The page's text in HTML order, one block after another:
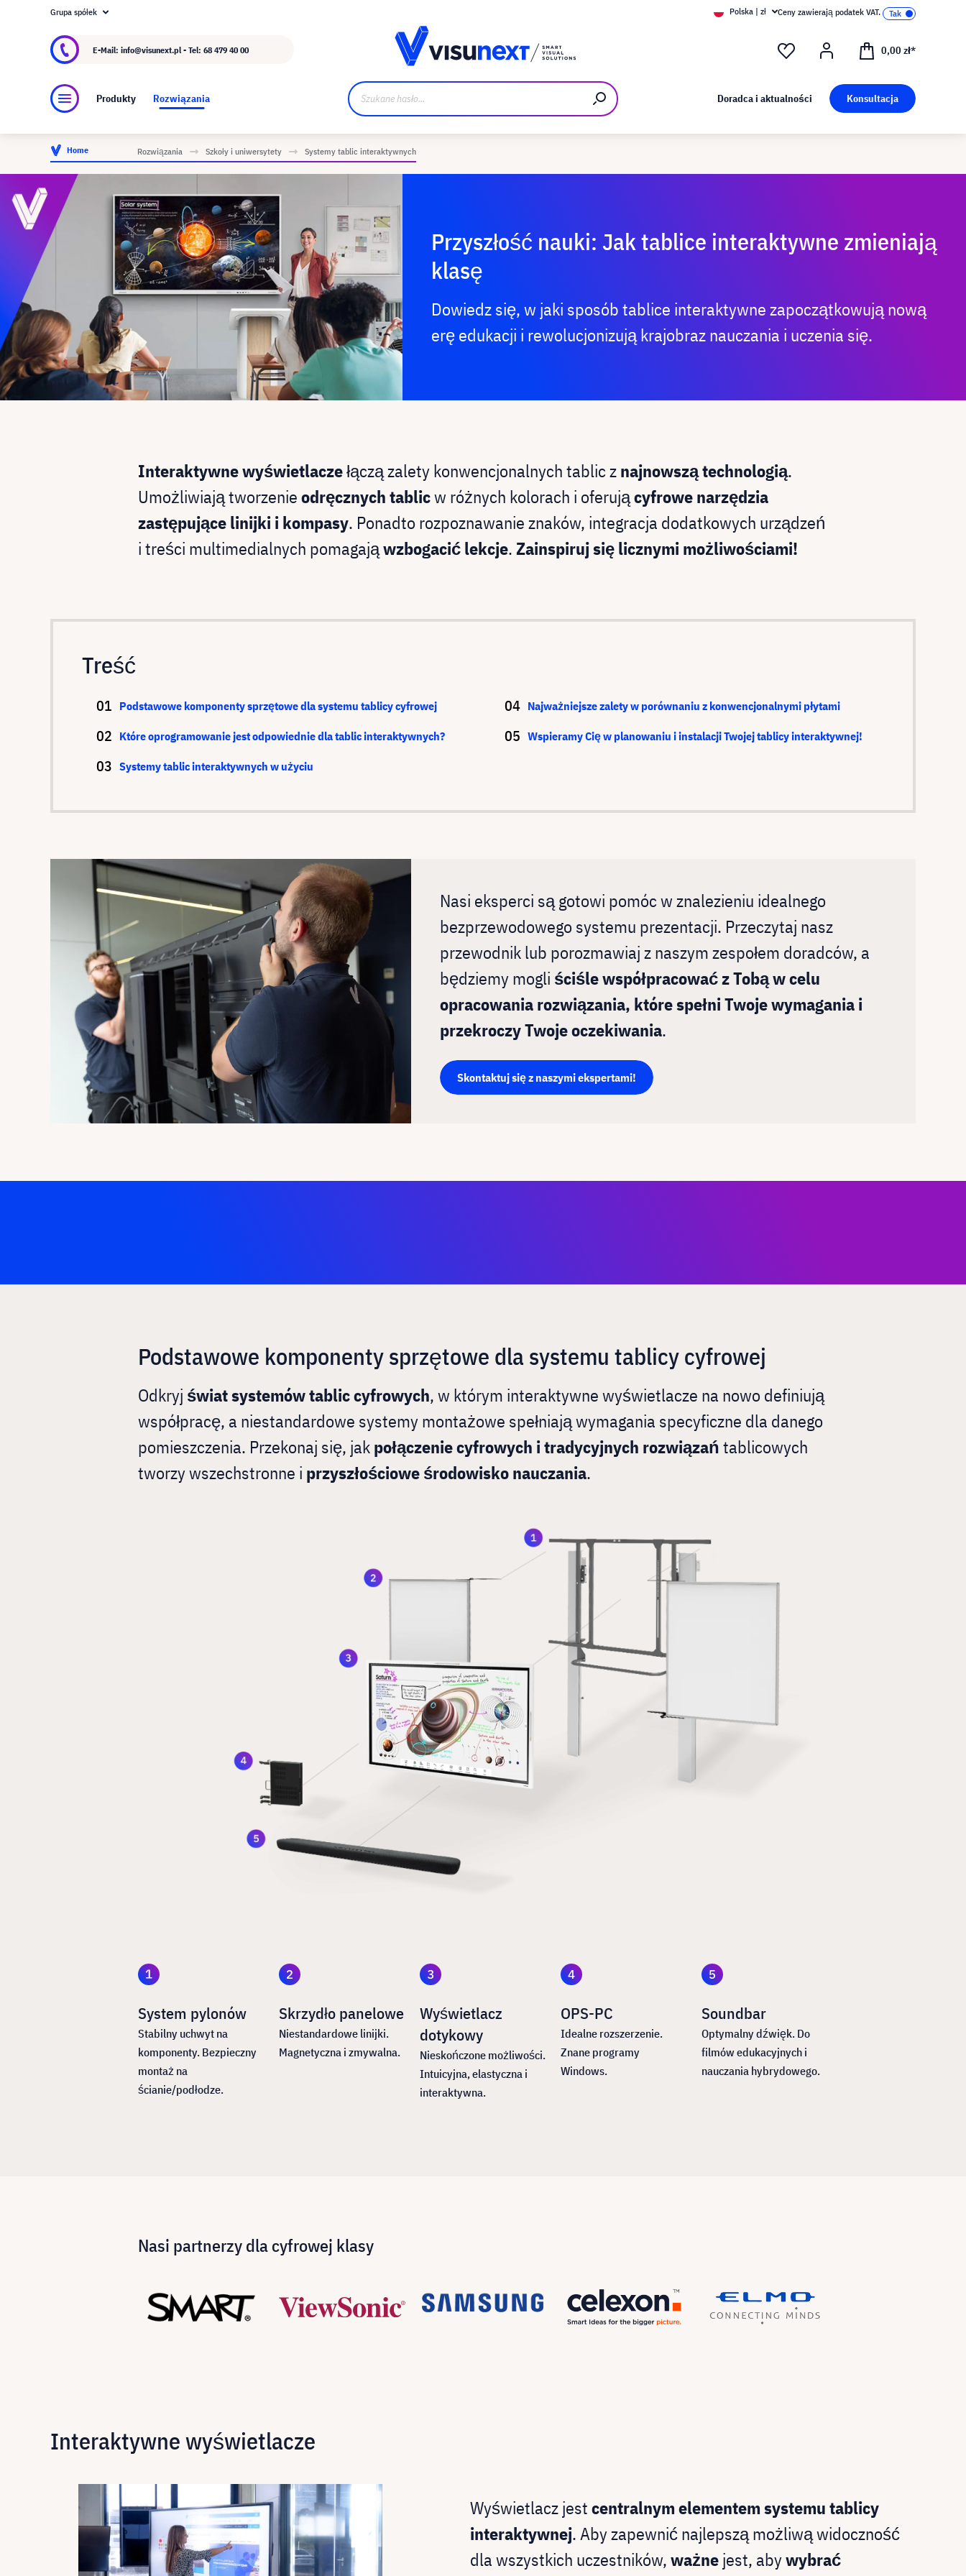
O visunext.pl
Grupa spółek Polska | zł Ceny zawierają podatek VAT.
E-Mail: info@visunext.pl - Tel: 68 479 40 00 0,00 zł*
Produkty Rozwiązania Doradca i aktualności Konsultacja
Home Rozwiązania Szkoły i uniwersytety Systemy tablic interaktywnych
Przyszłość nauki: Jak tablice interaktywne zmieniają
klasę
Dowiedz się, w jaki sposób tablice interaktywne zapoczątkowują nową
erę edukacji i rewolucjonizują krajobraz nauczania i uczenia się.
Interaktywne wyświetlaczełączą zalety konwencjonalnych tablic znajnowszą technologią.
Umożliwiają tworzenieodręcznych tablicw różnych kolorach i oferującyfrowe narzędzia
zastępujące linijki i kompasy. Ponadto rozpoznawanie znaków, integracja dodatkowych urządzeń
i treści multimedialnych pomagająwzbogacić lekcje.Zainspiruj się licznymi możliwościami!
Treść
Podstawowe komponenty sprzętowe dla systemu tablicy cyfrowej
Które oprogramowanie jest odpowiednie dla tablic interaktywnych?
Systemy tablic interaktywnych w użyciu
Najważniejsze zalety w porównaniu z konwencjonalnymi płytami
Wspieramy Cię w planowaniu i instalacji Twojej tablicy interaktywnej!
Nasi eksperci są gotowi pomóc w znalezieniu idealnego
bezprzewodowego systemu prezentacji. Przeczytaj nasz
przewodnik lub porozmawiaj z naszym zespołem doradców, a
będziemy mogli ściśle współpracować z Tobą w celu
opracowania rozwiązania, które spełni Twoje wymagania i
przekroczy Twoje oczekiwania.
Skontaktuj się z naszymi ekspertami!
Podstawowe komponenty sprzętowe dla systemu tablicy cyfrowej
Odkryj świat systemów tablic cyfrowych, w którym interaktywne wyświetlacze na nowo definiują
współpracę, a niestandardowe systemy montażowe spełniają wymagania specyficzne dla danego
pomieszczenia. Przekonaj się, jakpołączenie cyfrowych i tradycyjnych rozwiązańtablicowych
tworzy wszechstronne i przyszłościowe środowisko nauczania.
System pylonów
Stabilny uchwyt na
komponenty. Bezpieczny
montaż na
ścianie/podłodze.
Skrzydło panelowe
Niestandardowe linijki.
Magnetyczna i zmywalna.
Wyświetlacz
dotykowy
Nieskończone możliwości.
Intuicyjna, elastyczna i
interaktywna.
OPS-PC
Idealne rozszerzenie.
Znane programy
Windows.
Soundbar
Optymalny dźwięk. Do
filmów edukacyjnych i
nauczania hybrydowego.
Nasi partnerzy dla cyfrowej klasy
Interaktywne wyświetlacze
Wyświetlacz jestcentralnym elementem systemu tablicy
interaktywnej. Aby zapewnić najlepszą możliwą widoczność
dla wszystkich uczestników,ważnejest, abywybrać